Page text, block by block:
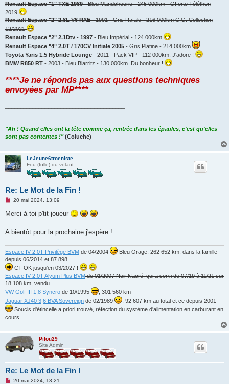
Renault Espace "1" TXE 1989- Bleu Mandchourie - 245 000km - Offerte Téléthon
2019
Renault Espace "2" 2.8L V6 RXE- 1991 - Gris Rafale - 216 000km C.G. Collection
12/2021
Renault Espace "2" 2.1Dtv - 1997- Bleu Impérial - 124 000km
Renault Espace "4" 2.0T / 170CV Initiale 2005- Gris Platine - 214 000km
Toyota Yaris 1.5 Hybride Lounge - 2011 - Pack VIP - 112 000km. J'adore !
BMW R850 RT - 2003 - Bleu Biarritz - 130 000km. Du bonheur !
****Je ne réponds pas aux questions techniques
envoyées par MP****
"Ah ! Quand elles ont la tête comme ça, rentrée dans les épaules, c'est qu'elles
sont pas contentes !" (Coluche)
LeJeune6troeniste
Fou (folle) du volant
Re: Le Mot de la Fin !
M
s
g
n
l
u
20 mai 2024, 13:09
Merci à toi p'tit joueur
A bientôt pour la prochaine j'espère !
Espace IV 2.0T Privilège BVM de 04/2004
Bleu Orage, 262 652 km, dans la famille
depuis 06/2014 et 87 898
CT OK jusqu'en 03/2027 !
Espace IV 2.0T Alyum Plus BVMde 01/2007 Noir Nacré, qui a servi de 07/19 à 11/21 sur
18 108 km, vendu
VW Golf III 1,8 Syncro de 10/1995
, 301 560 km
Jaguar XJ40 3,6 BVA Sovereign de 02/1989
, 92 607 km au total et ce depuis 2001
Soucis d'étincelle a priori trouvé, réfection du système d'alimentation en carburant en
cours
Pilou29
Site Admin
Re: Le Mot de la Fin !
M20 mai 2024, 13:21